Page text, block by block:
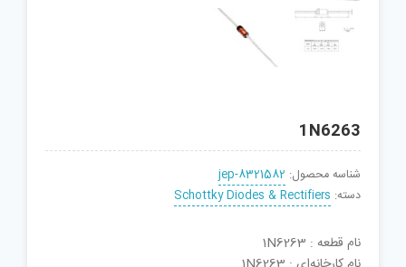
1N6263
شناسه محصول: jep-8321582
دسته: Schottky Diodes & Rectifiers
نام قطعه : 1N6263